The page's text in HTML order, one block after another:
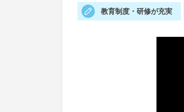
教育制度・研修が充実